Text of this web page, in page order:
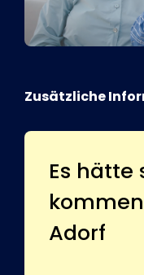
Zusätzliche
Es
Adorf